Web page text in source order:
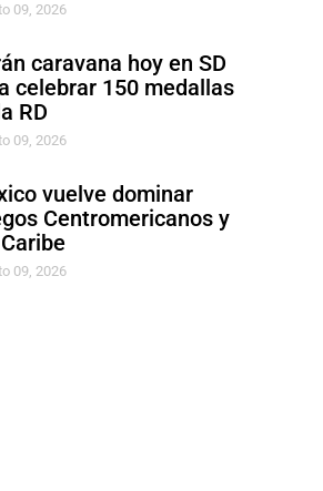
09, 2026
caravana hoy en SD
celebrar 150 medallas
RD
09, 2026
vuelve dominar
Centromericanos y
09, 2026